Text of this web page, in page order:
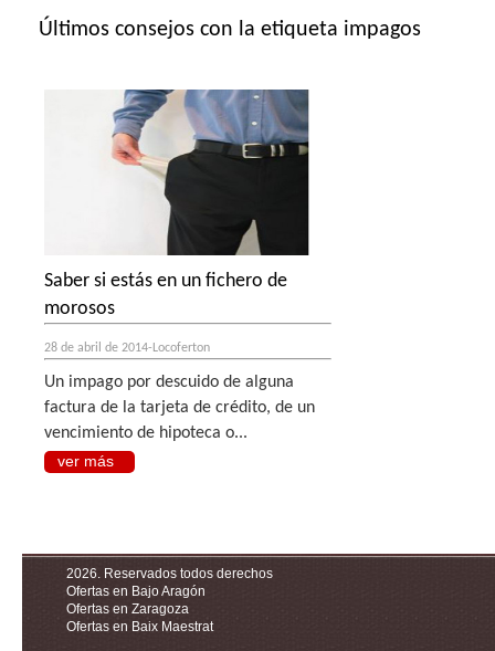
Últimos consejos con la etiqueta impagos
Saber si estás en un fichero de
morosos
28 de abril de 2014-Locoferton
Un impago por descuido de alguna
factura de la tarjeta de crédito, de un
vencimiento de hipoteca o...
ver más
2026. Reservados todos derechos
Ofertas en Bajo Aragón
Ofertas en Zaragoza
Ofertas en Baix Maestrat